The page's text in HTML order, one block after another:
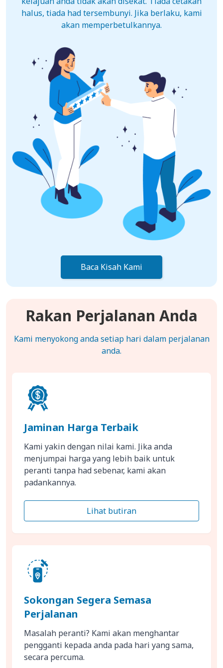
halus, tiada had tersembunyi. Jika berlaku, kami
akan memperbetulkannya.
Baca Kisah Kami
Rakan Perjalanan Anda
Kami menyokong anda setiap hari dalam perjalanan
anda.
Jaminan Harga Terbaik
Kami yakin dengan nilai kami. Jika anda
menjumpai harga yang lebih baik untuk
peranti tanpa had sebenar, kami akan
padankannya.
Lihat butiran
Sokongan Segera Semasa
Perjalanan
Masalah peranti? Kami akan menghantar
pengganti kepada anda pada hari yang sama,
secara percuma.